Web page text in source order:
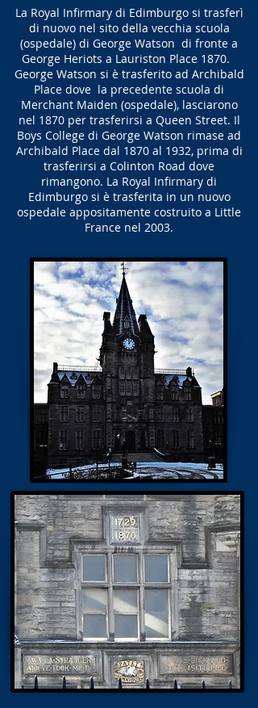
La Royal Infirmary di Edimburgo si trasferì
di nuovo nel sito della vecchia scuola
(ospedale) di George Watson di fronte a
George Heriots a Lauriston Place 1870.
George Watson si è trasferito ad Archibald
Place dove la precedente scuola di
Merchant Maiden (ospedale), lasciarono
nel 1870 per trasferirsi a Queen Street. Il
Boys College di George Watson rimase ad
Archibald Place dal 1870 al 1932, prima di
trasferirsi a Colinton Road dove
rimangono. La Royal Infirmary di
Edimburgo si è trasferita in un nuovo
ospedale appositamente costruito a Little
France nel 2003.